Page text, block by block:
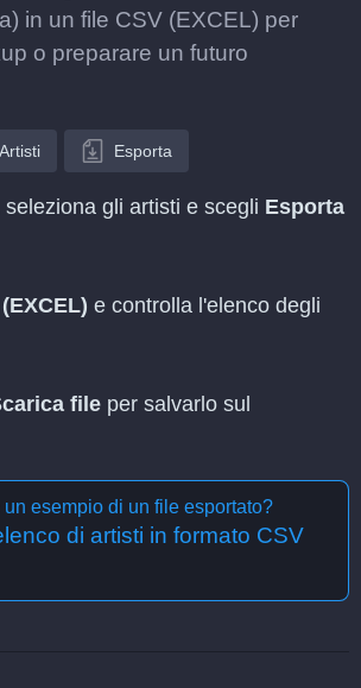
in un file CSV (EXCEL) per
o preparare un futuro
Artisti Esporta
gli artisti e scegli Esporta
e controlla l'elenco degli
file per salvarlo sul
esempio di un file esportato?
di artisti in formato CSV